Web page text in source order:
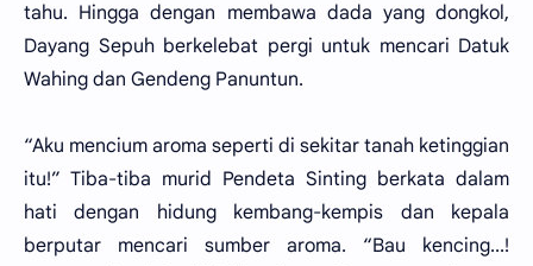
tahu. Hingga dengan membawa dada yang dongkol,
Dayang Sepuh berkelebat pergi untuk mencari Datuk
Wahing dan Gendeng Panuntun.
“Aku mencium aroma seperti di sekitar tanah ketinggian
itu!” Tiba-tiba murid Pendeta Sinting berkata dalam
hati dengan hidung kembang-kempis dan kepala
berputar mencari sumber aroma. “Bau kencing...!